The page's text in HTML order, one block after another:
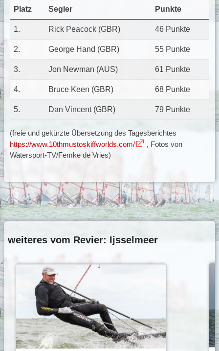
Platz Segler Punkte
1. Rick Peacock (GBR) 46 Punkte
2. George Hand (GBR) 55 Punkte
3. Jon Newman (AUS) 61 Punkte
4. Bruce Keen (GBR) 68 Punkte
5. Dan Vincent (GBR) 79 Punkte
(freie und gekürzte Übersetzung des Tagesberichtes
https://www.10thmustoskiffworlds.com/
, Fotos von
Watersport-TV/Femke de Vries)
weiteres vom Revier: Ijsselmeer